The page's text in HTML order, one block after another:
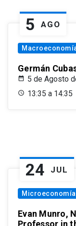
5 AGO
Germán
5 de Agosto
13:35 a 14:35
24 JUL
Evan Munro,
Professor in